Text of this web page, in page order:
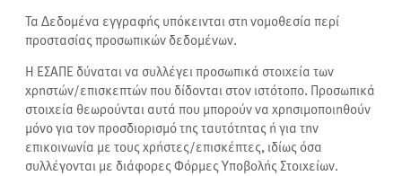
Τα Δεδομένα εγγραφής υπόκεινται στη νομοθεσία περί
προστασίας προσωπικών δεδομένων.
Η ΕΣΑΠΕ δύναται να συλλέγει προσωπικά στοιχεία των
χρηστών/επισκεπτών που δίδονται στον ιστότοπο. Προσωπικά
στοιχεία θεωρούνται αυτά που μπορούν να χρησιμοποιηθούν
μόνο για τον προσδιορισμό της ταυτότητας ή για την
επικοινωνία με τους χρήστες/επισκέπτες, ιδίως όσα
συλλέγονται με διάφορες Φόρμες Υποβολής Στοιχείων.